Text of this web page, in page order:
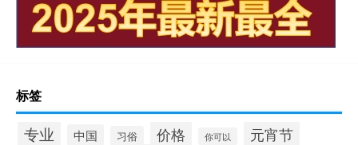
标签
专业 中国 习俗 价格 你可以 元宵节